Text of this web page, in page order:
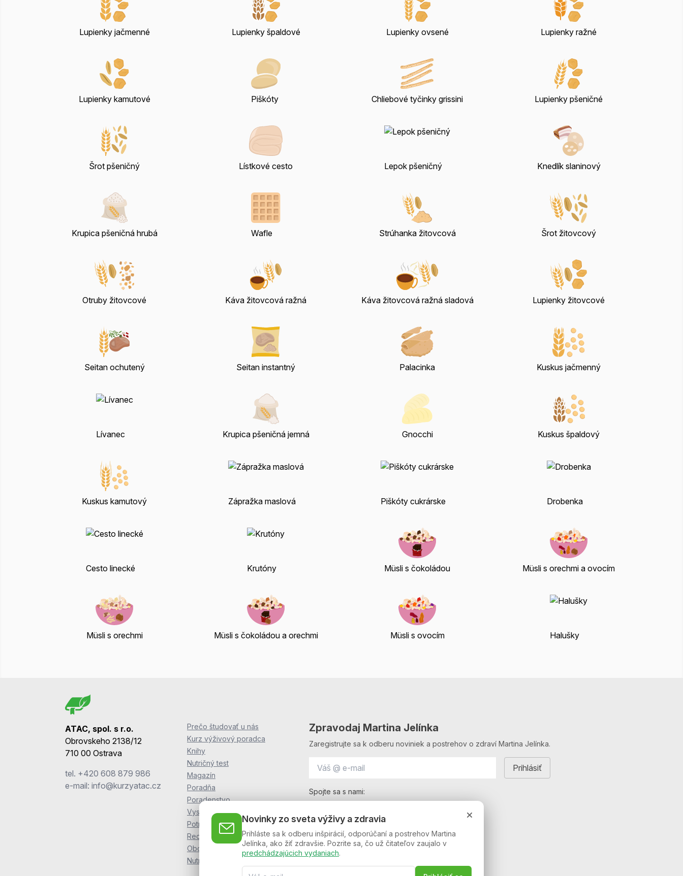
Lupienky jačmenné Lupienky špaldové Lupienky ovsené Lupienky ražné
Lupienky kamutové Piškóty Chliebové tyčinky grissini Lupienky pšeničné
Šrot pšeničný Lístkové cesto Lepok pšeničný Knedlík slaninový
Krupica pšeničná hrubá Wafle Strúhanka žitovcová Šrot žitovcový
Otruby žitovcové Káva žitovcová ražná Káva žitovcová ražná sladová Lupienky žitovcové
Seitan ochutený Seitan instantný Palacinka Kuskus jačmenný
Lívanec Krupica pšeničná jemná Gnocchi Kuskus špaldový
Kuskus kamutový Zápražka maslová Piškóty cukrárske Drobenka
Cesto linecké Krutóny Müsli s čokoládou Müsli s orechmi a ovocím
Müsli s orechmi Müsli s čokoládou a orechmi Müsli s ovocím Halušky
Novinky zo sveta výživy a zdravia
Prihláste sa k odberu inšpirácií, odporúčaní a postrehov Martina
Jelínka, ako žiť zdravšie. Pozrite sa, čo už čitateľov zaujalo v
predchádzajúcich vydaniach.
ATAC, spol. s r.o.
Obrovskeho 2138/12
710 00 Ostrava
tel. +420 608 879 986
e-mail: info@kurzyatac.cz
Prečo študovať u nás
Kurz výživový poradca
Knihy
Nutričný test
Magazín
Poradňa
Poradenstvo
Vyskúšajte si
Potraviny ZOF
Recepty ZOF
Obchodné podmienky
NutriKursy.pl (beta)
Zpravodaj Martina Jelínka
Zaregistrujte sa k odberu noviniek a postrehov o zdraví Martina Jelínka.
Spojte sa s nami: